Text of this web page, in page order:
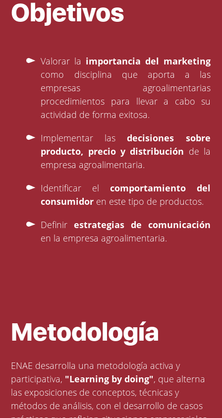
Objetivos
Valorar la importancia del marketing
como disciplina que aporta a las
empresas agroalimentarias
procedimientos para llevar a cabo su
actividad de forma exitosa.
Implementar lasdecisiones sobre
producto, precio y distribución de la
empresa agroalimentaria.
Identificar elcomportamiento del
consumidor en este tipo de productos.
Definirestrategias de comunicación
en la empresa agroalimentaria.
Metodología
ENAE desarrolla una metodología activa y
participativa, "Learning by doing", que alterna
las exposiciones de conceptos, técnicas y
métodos de análisis, con el desarrollo de casos